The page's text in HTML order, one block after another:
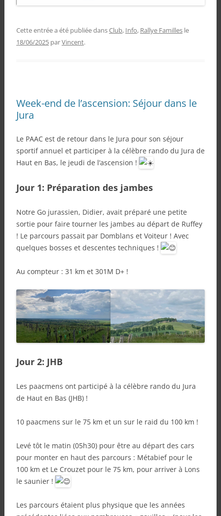
Cette entrée a été publiée dansClub, Info, Rallye Famillesle
18/06/2025 parVincent.
Week-end de l’ascension: Séjour dans le
Jura
Le PAAC est de retour dans le Jura pour son séjour
sportif annuel et participer à la célèbre rando du Jura de
Haut en Bas, le jeudi de l’ascension !
Jour 1: Préparation des jambes
Notre Go jurassien, Didier, avait préparé une petite
sortie pour faire tourner les jambes au départ de Ruffey
! Le parcours passait par Domblans et Voiteur ! Avec
quelques bosses et descentes techniques !
Au compteur : 31 km et 301M D+ !
Jour 2: JHB
Les paacmens ont participé à la célèbre rando du Jura
de Haut en Bas (JHB) !
10 paacmens sur le 75 km et un sur le raid du 100 km !
Levé tôt le matin (05h30) pour être au départ des cars
pour monter en haut des parcours : Métabief pour le
100 km et Le Crouzet pour le 75 km, pour arriver à Lons
le saunier !
Les parcours étaient plus physique que les années